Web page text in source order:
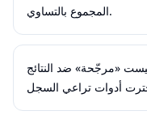
المجموع بالتساوي.
«مرجّحة» ضد النتائج